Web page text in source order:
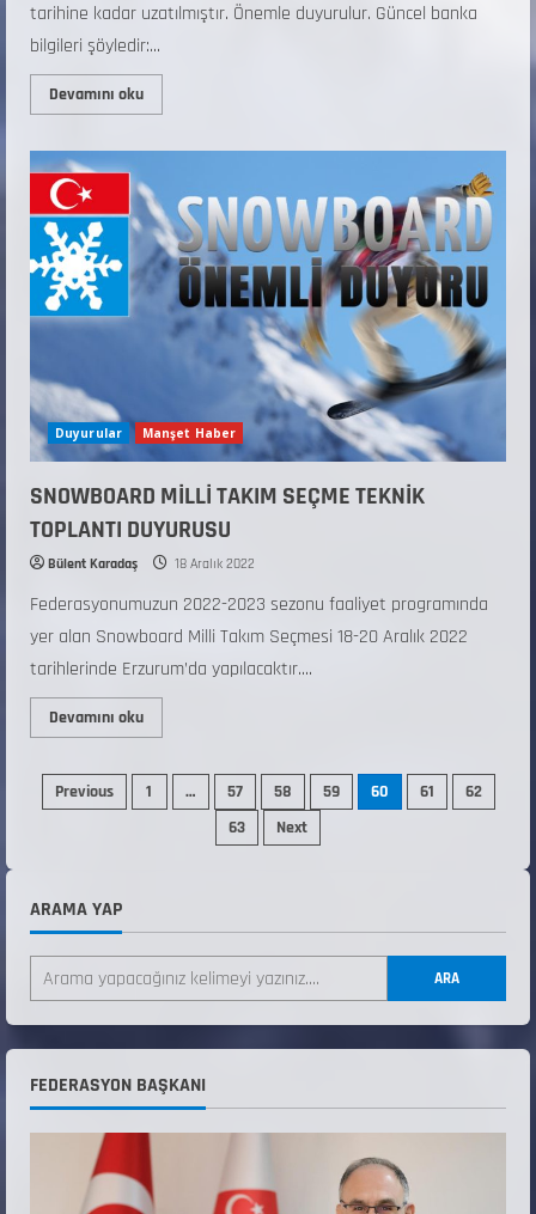
tarihine kadar uzatılmıştır. Önemle duyurulur. Güncel banka
bilgileri şöyledir:...
Devamını oku
Duyurular Manşet Haber
SNOWBOARD MİLLİ TAKIM SEÇME TEKNİK
TOPLANTI DUYURUSU
Bülent Karadaş 18 Aralık 2022
Federasyonumuzun 2022-2023 sezonu faaliyet programında
yer alan Snowboard Milli Takım Seçmesi 18-20 Aralık 2022
tarihlerinde Erzurum’da yapılacaktır....
Devamını oku
Previous 1 … 57 58 59 60 61
62
63
Next
ARAMA YAP
ARA
FEDERASYON BAŞKANI
2
ŞAMPİYONASI
22 Temmuz 2026
3
ŞAMPİYONASI GÖREVLİ LİSTESİ
Teknik Kurul ve Alt Kurul Üyelerimiz